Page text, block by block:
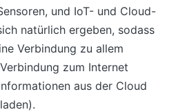
und IoT- und Cloud-
natürlich ergeben, sodass
Verbindung zu allem
zum Internet
aus der Cloud